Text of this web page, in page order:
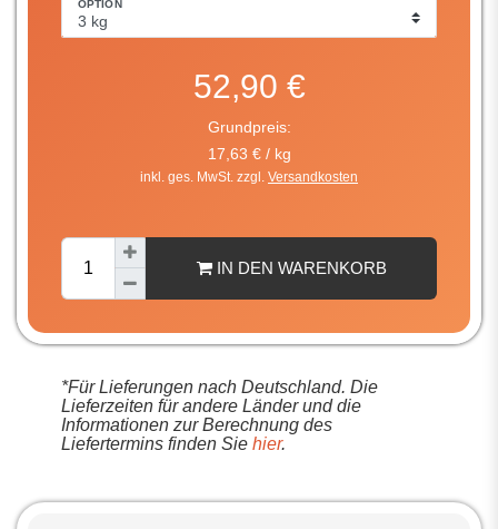
OPTION
52,90 €
Grundpreis:
17,63 € / kg
inkl. ges. MwSt. zzgl. Versandkosten
IN DEN WARENKORB
*Für Lieferungen nach Deutschland. Die
Lieferzeiten für andere Länder und die
Informationen zur Berechnung des
Liefertermins finden Sie hier.